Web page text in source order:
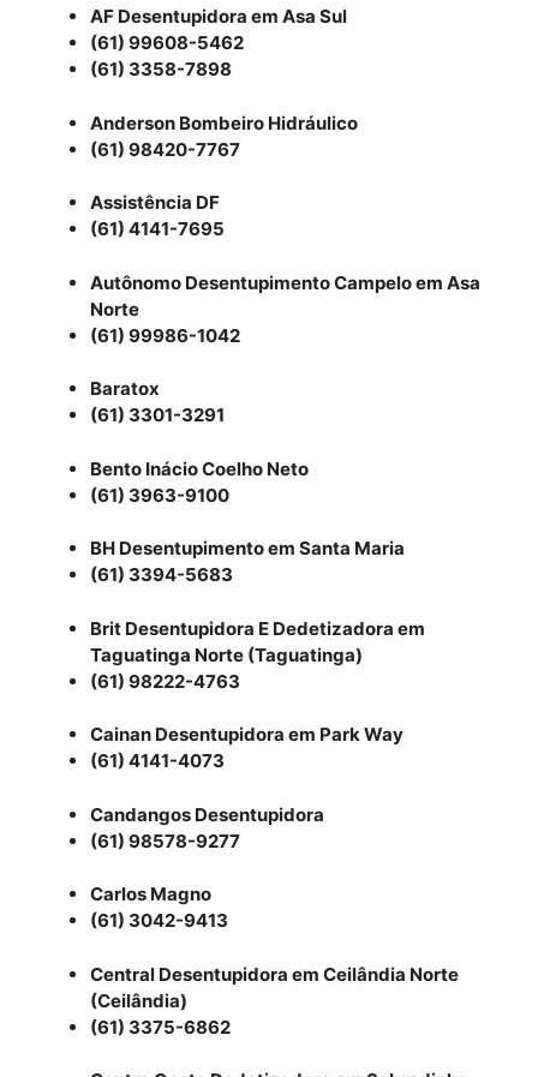
AF Desentupidora em Asa Sul
(61) 99608-5462
(61) 3358-7898
Anderson Bombeiro Hidráulico
(61) 98420-7767
Assistência DF
(61) 4141-7695
Autônomo Desentupimento Campelo em Asa
Norte
(61) 99986-1042
Baratox
(61) 3301-3291
Bento Inácio Coelho Neto
(61) 3963-9100
BH Desentupimento em Santa Maria
(61) 3394-5683
Brit Desentupidora E Dedetizadora em
Taguatinga Norte (Taguatinga)
(61) 98222-4763
Cainan Desentupidora em Park Way
(61) 4141-4073
Candangos Desentupidora
(61) 98578-9277
Carlos Magno
(61) 3042-9413
Central Desentupidora em Ceilândia Norte
(Ceilândia)
(61) 3375-6862